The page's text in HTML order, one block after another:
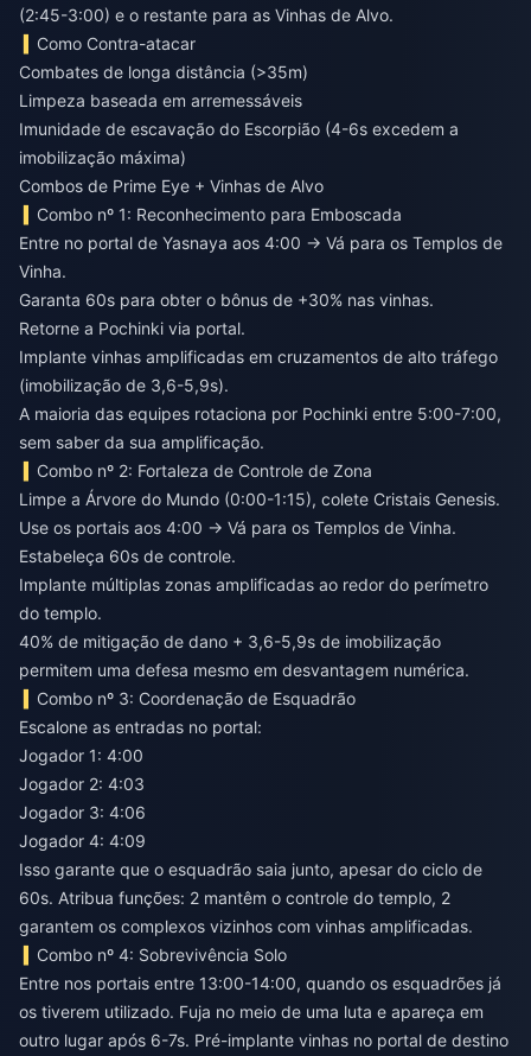
(2:45-3:00) e o restante para as Vinhas de Alvo.
Como Contra-atacar
Combates de longa distância (>35m)
Limpeza baseada em arremessáveis
Imunidade de escavação do Escorpião (4-6s excedem a
imobilização máxima)
Combos de Prime Eye + Vinhas de Alvo
Combo nº 1: Reconhecimento para Emboscada
Entre no portal de Yasnaya aos 4:00 → Vá para os Templos de
Vinha.
Garanta 60s para obter o bônus de +30% nas vinhas.
Retorne a Pochinki via portal.
Implante vinhas amplificadas em cruzamentos de alto tráfego
(imobilização de 3,6-5,9s).
A maioria das equipes rotaciona por Pochinki entre 5:00-7:00,
sem saber da sua amplificação.
Combo nº 2: Fortaleza de Controle de Zona
Limpe a Árvore do Mundo (0:00-1:15), colete Cristais Genesis.
Use os portais aos 4:00 → Vá para os Templos de Vinha.
Estabeleça 60s de controle.
Implante múltiplas zonas amplificadas ao redor do perímetro
do templo.
40% de mitigação de dano + 3,6-5,9s de imobilização
permitem uma defesa mesmo em desvantagem numérica.
Combo nº 3: Coordenação de Esquadrão
Escalone as entradas no portal:
Jogador 1: 4:00
Jogador 2: 4:03
Jogador 3: 4:06
Jogador 4: 4:09
Isso garante que o esquadrão saia junto, apesar do ciclo de
60s. Atribua funções: 2 mantêm o controle do templo, 2
garantem os complexos vizinhos com vinhas amplificadas.
Combo nº 4: Sobrevivência Solo
Entre nos portais entre 13:00-14:00, quando os esquadrões já
os tiverem utilizado. Fuja no meio de uma luta e apareça em
outro lugar após 6-7s. Pré-implante vinhas no portal de destino